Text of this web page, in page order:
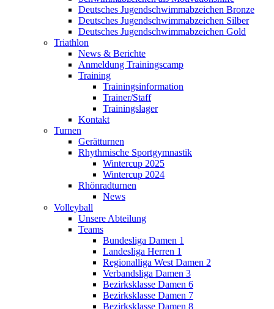
Deutsches Jugendschwimmabzeichen Bronze
Deutsches Jugendschwimmabzeichen Silber
Deutsches Jugendschwimmabzeichen Gold
Triathlon
News & Berichte
Anmeldung Trainingscamp
Training
Trainingsinformation
Trainer/Staff
Trainingslager
Kontakt
Turnen
Gerätturnen
Rhythmische Sportgymnastik
Wintercup 2025
Wintercup 2024
Rhönradturnen
News
Volleyball
Unsere Abteilung
Teams
Bundesliga Damen 1
Landesliga Herren 1
Regionalliga West Damen 2
Verbandsliga Damen 3
Bezirksklasse Damen 6
Bezirksklasse Damen 7
Bezirksklasse Damen 8